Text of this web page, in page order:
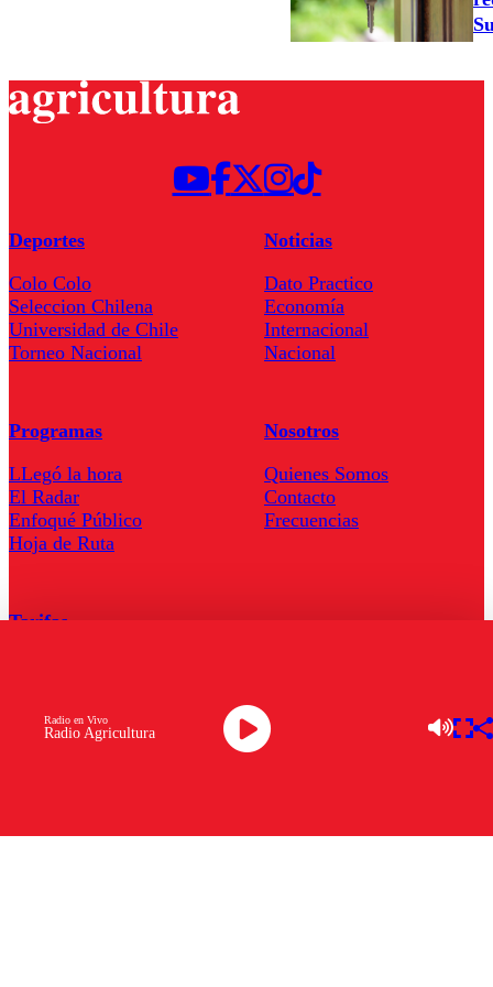
Radio Agricultura
Radio en Vivo
Deportes
Colo Colo
Seleccion Chilena
Universidad de Chile
Torneo Nacional
Noticias
Dato Practico
Economía
Internacional
Nacional
Programas
LLegó la hora
El Radar
Enfoqué Público
Hoja de Ruta
Nosotros
Quienes Somos
Contacto
Frecuencias
Tarifas
Descarga la APP